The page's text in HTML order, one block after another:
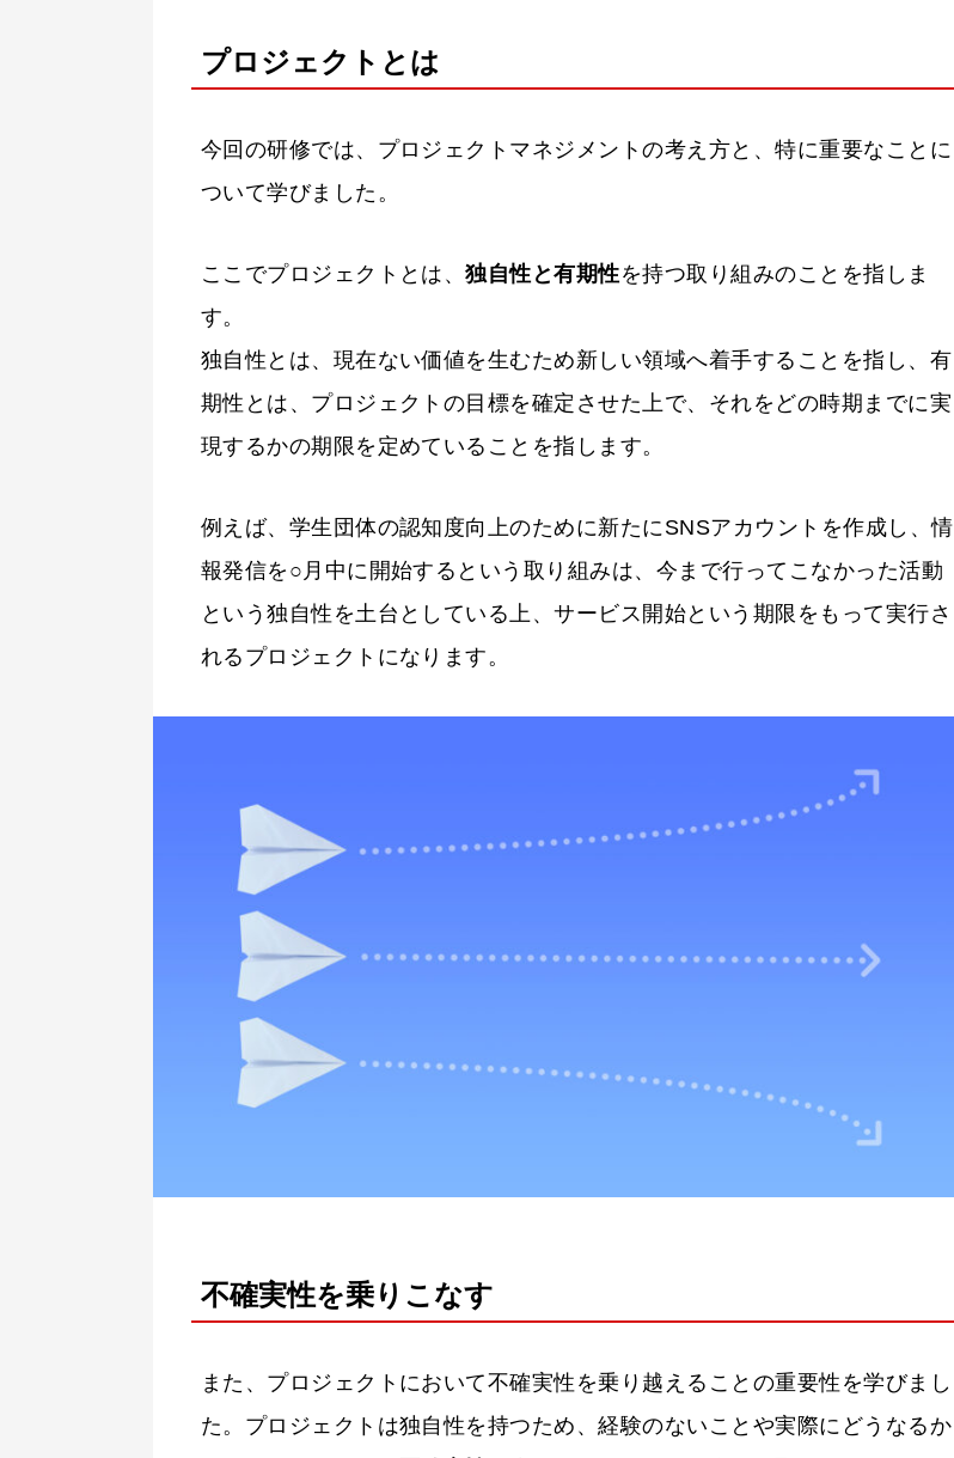
プロジェクトとは
今回の研修では、プロジェクトマネジメントの考え方と、特に重要なことに
ついて学びました。
ここでプロジェクトとは、独自性と有期性を持つ取り組みのことを指しま
す。
独自性とは、現在ない価値を生むため新しい領域へ着手することを指し、有
期性とは、プロジェクトの目標を確定させた上で、それをどの時期までに実
現するかの期限を定めていることを指します。
例えば、学生団体の認知度向上のために新たにSNSアカウントを作成し、情
報発信を○月中に開始するという取り組みは、今まで行ってこなかった活動
という独自性を土台としている上、サービス開始という期限をもって実行さ
れるプロジェクトになります。
不確実性を乗りこなす
また、プロジェクトにおいて不確実性を乗り越えることの重要性を学びまし
た。プロジェクトは独自性を持つため、経験のないことや実際にどうなるか